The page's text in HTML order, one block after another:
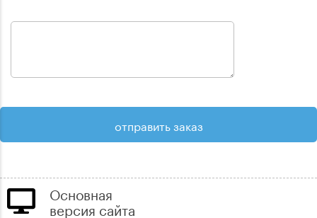
Основная
версия сайта